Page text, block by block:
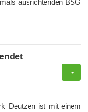
ausrichtenden BSG
Deutzen ist mit einem